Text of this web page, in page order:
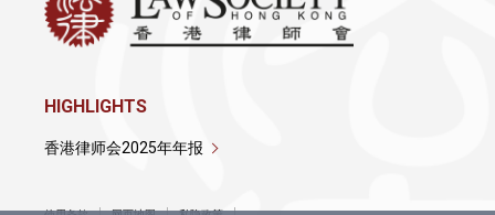
HIGHLIGHTS
香港律师会2025年年报